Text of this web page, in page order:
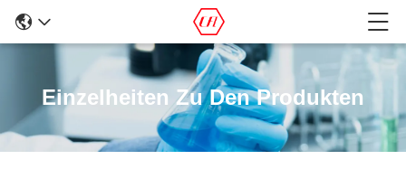
Einzelheiten Zu Den Produkten